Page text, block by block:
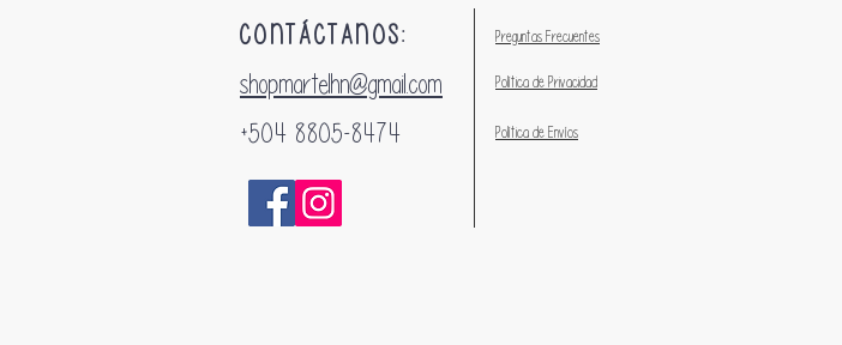
CONTÁCTANOS: Preguntas Frecuentes
Política de Privacidad
Política de Envíos
+504 8805-8474
shopmartelhn@gmail.com